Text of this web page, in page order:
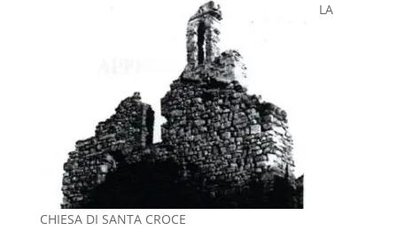
LA
CHIESA DI SANTA CROCE